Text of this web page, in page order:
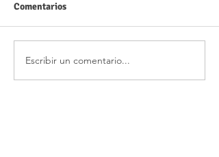
Comentarios
Escribir un comentario...